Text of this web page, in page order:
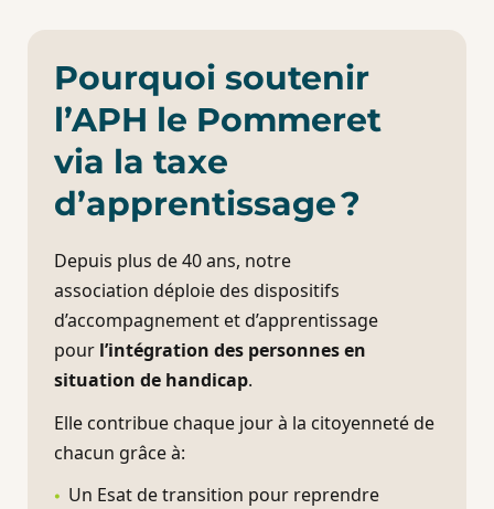
Pourquoi soutenir
l’APH le Pommeret
via la taxe
d’apprentissage ?
Depuis plus de 40 ans, notre
association déploie des dispositifs
d’accompagnement et d’apprentissage
pour l’intégration des personnes en
situation de handicap.
Elle contribue chaque jour à la citoyenneté de
chacun grâce à:
Un Esat de transition pour reprendre